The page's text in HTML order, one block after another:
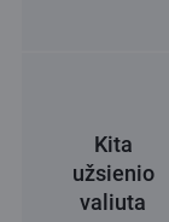
Kita
užsienio
valiuta